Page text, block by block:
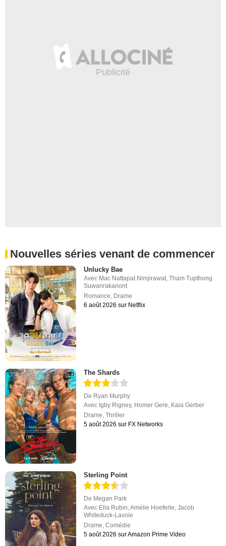
Nouvelles séries venant de commencer
Unlucky Bae
Avec Mac Nattapat Nimjirawat,Tham Tupthong
Suwanrakanont
Romance, Drame
6 août 2026 sur Netflix
The Shards
De Ryan Murphy
Avec Igby Rigney, Homer Gere Kaia Gerber
Drame ,Thriller
5 août 2026 sur FX Networks
Sterling Point
De Megan Park
Avec Ella Rubin,Amélie Hoeferle,Jacob
Whiteduck-Lavoie
Drame,Comédie
5 août 2026 sur Amazon Prime Video